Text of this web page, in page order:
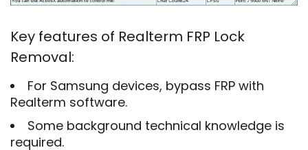
Key features of Realterm FRP Lock
Removal:
For Samsung devices, bypass FRP with
Realterm software.
Some background technical knowledge is
required.